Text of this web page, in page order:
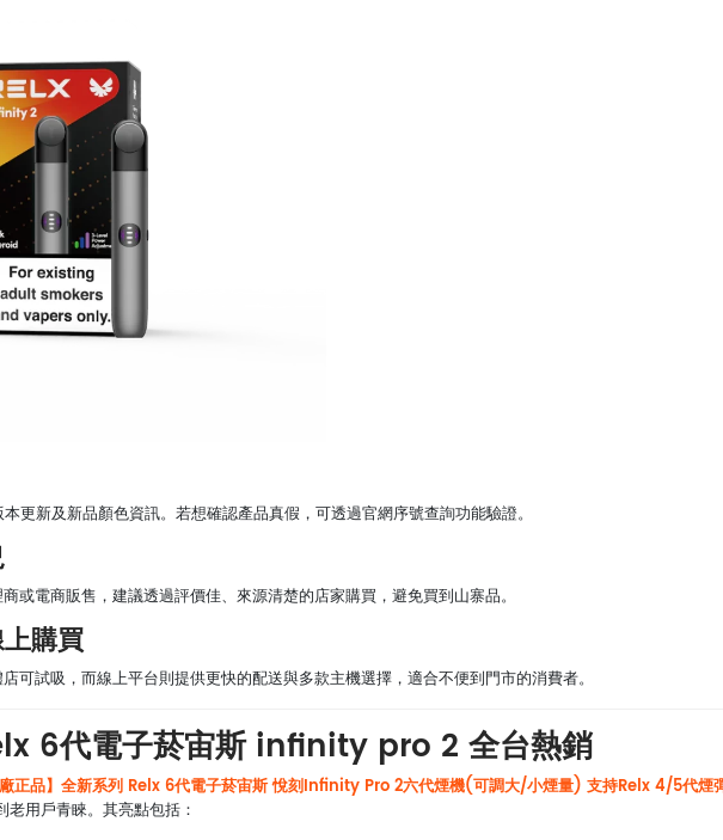
更新及新品顏色資訊。若想確認產品真假，可透過官網序號查詢功能驗證。
或電商販售，建議透過評價佳、來源清楚的店家購買，避免買到山寨品。
購買
可試吸，而線上平台則提供更快的配送與多款主機選擇，適合不便到門市的消費者。
6代電子菸宙斯 infinity pro 2 全台熱銷
廠正品】全新系列 Relx 6代電子菸宙斯 悅刻Infinity Pro 2六代煙機(可調大/小煙量) 支持Relx 4/5代煙
老用戶青睞。其亮點包括：